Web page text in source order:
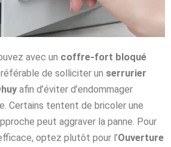
avec un coffre-fort bloqué
de solliciter un serrurier
afin d’éviter d’endommager
Certains tentent de bricoler une
peut aggraver la panne. Pour
optez plutôt pour l’Ouverture